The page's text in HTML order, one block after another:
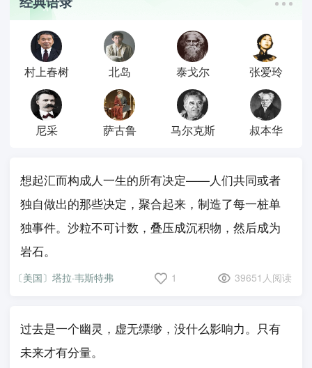
村上春树 北岛 泰戈尔 张爱玲
尼采 萨古鲁 马尔克斯 叔本华
想起汇而构成人一生的所有决定——人们共同或者
独自做出的那些决定，聚合起来，制造了每一桩单
独事件。沙粒不可计数，叠压成沉积物，然后成为
岩石。
〔美国〕塔拉·韦斯特弗 1 39651人阅读
过去是一个幽灵，虚无缥缈，没什么影响力。只有
未来才有分量。